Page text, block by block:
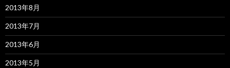
2013年8月
2013年7月
2013年6月
2013年5月